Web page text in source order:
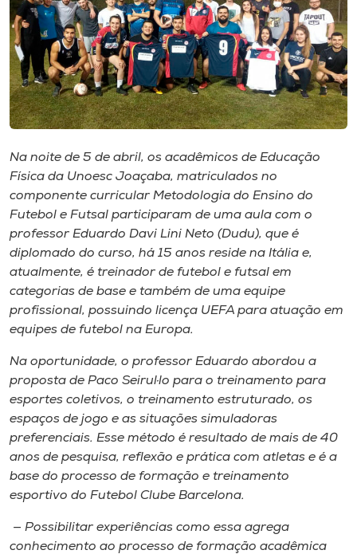
Editora
Rádio
Museu
Unoesc
Store
Selecione
Na noite de 5 de abril, os acadêmicos de Educação
Física da Unoesc Joaçaba, matriculados no
componente curricular Metodologia do Ensino do
Futebol e Futsal participaram de uma aula com o
professor Eduardo Davi Lini Neto (Dudu), que é
diplomado do curso, há 15 anos reside na Itália e,
atualmente, é treinador de futebol e futsal em
categorias de base e também de uma equipe
profissional, possuindo licença UEFA para atuação em
equipes de futebol na Europa.
Na oportunidade, o professor Eduardo abordou a
proposta de Paco Seirul·lo para o treinamento para
esportes coletivos, o treinamento estruturado, os
espaços de jogo e as situações simuladoras
preferenciais. Esse método é resultado de mais de 40
anos de pesquisa, reflexão e prática com atletas e é a
base do processo de formação e treinamento
esportivo do Futebol Clube Barcelona.
— Possibilitar experiências como essa agrega
conhecimento ao processo de formação acadêmica